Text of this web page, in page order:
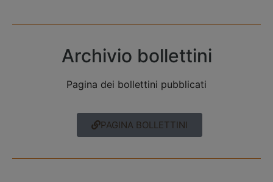
Archivio bollettini
Pagina dei bollettini pubblicati
PAGINA BOLLETTINI